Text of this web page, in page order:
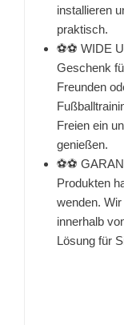
installieren
praktisch.
⚽⚽ WIDE
Geschenk
Freunden
Freien ein
genießen.
⚽⚽
Produkten
wenden.
innerhalb
Lösung für